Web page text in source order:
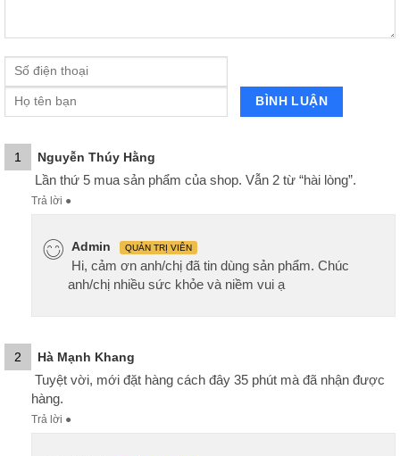
1 Nguyễn Thúy Hằng
Lần thứ 5 mua sản phẩm của shop. Vẫn 2 từ “hài lòng”.
Trả lời ●
Admin QUẢN TRỊ VIÊN
Hi, cảm ơn anh/chị đã tin dùng sản phẩm. Chúc
anh/chị nhiều sức khỏe và niềm vui ạ
2 Hà Mạnh Khang
Tuyệt vời, mới đặt hàng cách đây 35 phút mà đã nhận được
hàng.
Trả lời ●